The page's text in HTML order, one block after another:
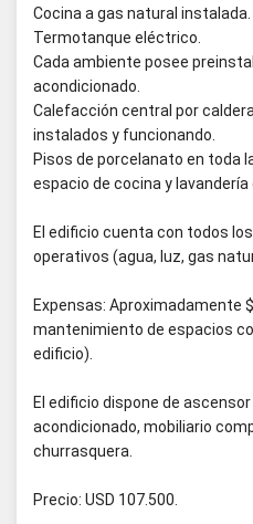
Cocina a gas natural instalada.
Termotanque eléctrico.
Cada ambiente posee
acondicionado.
Calefacción central por
instalados y funcionando.
Pisos de porcelanato en toda
espacio de cocina y lavandería
El edificio cuenta con todos
operativos (agua, luz, gas
Expensas: Aproximadamente
mantenimiento de espacios
edificio).
El edificio dispone de
acondicionado, mobiliario
churrasquera.
Precio: USD 107.500.